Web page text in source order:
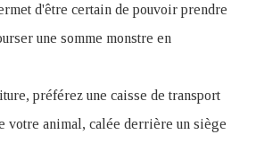
d'être certain de pouvoir prendre
une somme monstre en
préférez une caisse de transport
votre animal, calée derrière un siège